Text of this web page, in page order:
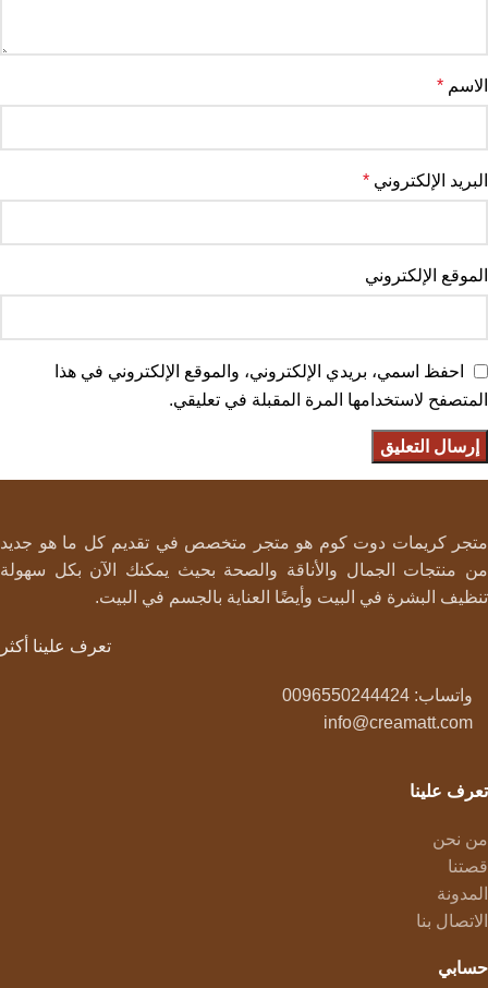
الاسم *
البريد الإلكتروني *
الموقع الإلكتروني
احفظ اسمي، بريدي الإلكتروني، والموقع الإلكتروني في هذا
المتصفح لاستخدامها المرة المقبلة في تعليقي.
متجر كريمات دوت كوم هو متجر متخصص في تقديم كل ما هو جديد
من منتجات الجمال والأناقة والصحة بحيث يمكنك الآن بكل سهولة
تنظيف البشرة في البيت وأيضًا العناية بالجسم في البيت.
تعرف علينا أكثر
واتساب: 0096550244424
info@creamatt.com
تعرف علينا
من نحن
قصتنا
المدونة
الاتصال بنا
حسابي